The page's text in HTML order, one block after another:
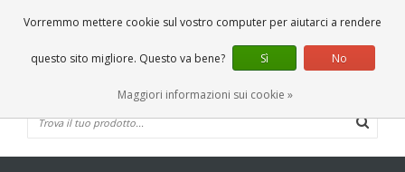
0 Articoli
IT
Vorremmo mettere cookie sul vostro computer per aiutarci a rendere
questo sito migliore. Questo va bene? Sì No
Maggiori informazioni sui cookie »